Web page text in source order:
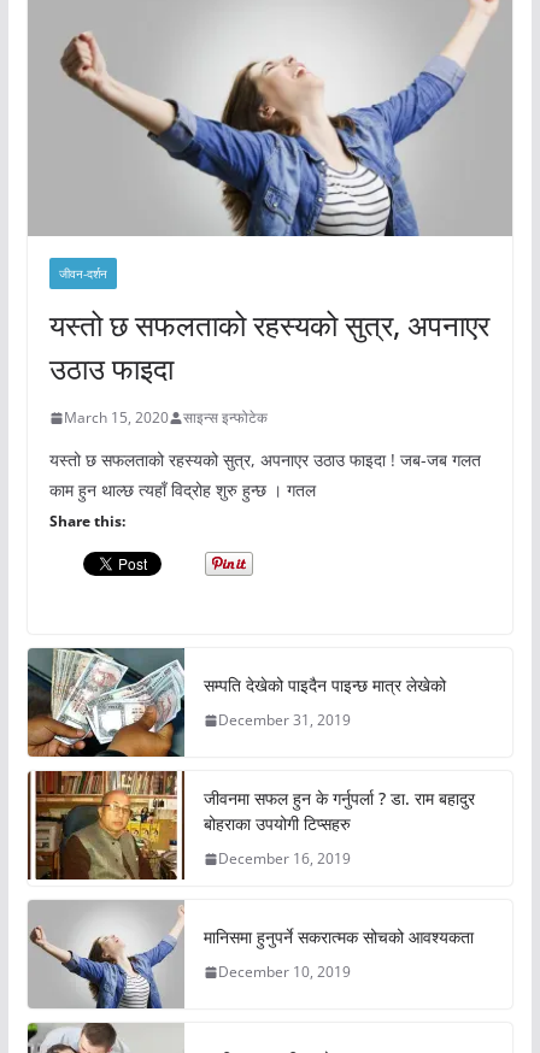
जीवन-दर्शन
यस्तो छ सफलताको रहस्यको सुत्र, अपनाएर
उठाउ फाइदा
March 15, 2020 साइन्स इन्फोटेक
यस्तो छ सफलताको रहस्यको सुत्र, अपनाएर उठाउ फाइदा ! जब-जब गलत
काम हुन थाल्छ त्यहाँ विद्रोह शुरु हुन्छ । गतल
Share this:
सम्पति देखेको पाइदैन पाइन्छ मात्र लेखेको
December 31, 2019
जीवनमा सफल हुन के गर्नुपर्ला ? डा. राम बहादुर
बोहराका उपयोगी टिप्सहरु
December 16, 2019
मानिसमा हुनुपर्ने सकरात्मक सोचको आवश्यकता
December 10, 2019